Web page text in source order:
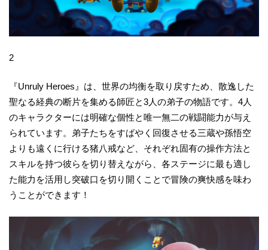
2
『Unruly Heroes』は、世界の均衡を取り戻すため、散逸した
聖なる経典の断片を集める師匠と3人の弟子の物語です。4人
のキャラクターには明確な個性と唯一無二の戦闘能力が与え
られています。弟子たちをすばやく回復させる三蔵や孫悟空
よりも遠くに行ける猪八戒など、それぞれ固有の操作方法と
スキルを持つ彼らを切り替えながら、各ステージに最も適し
た能力を活用し突破口を切り開くことで冒険の爽快感を味わ
うことができます！